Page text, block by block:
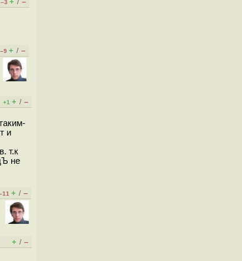
–3 /
–9 + / –
+1 + / –
и
т.к
не
+ / –
+ / –